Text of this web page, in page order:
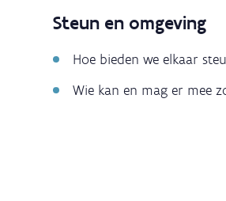
Steun en omgeving
Hoe bieden we elkaar
Wie kan en mag er mee